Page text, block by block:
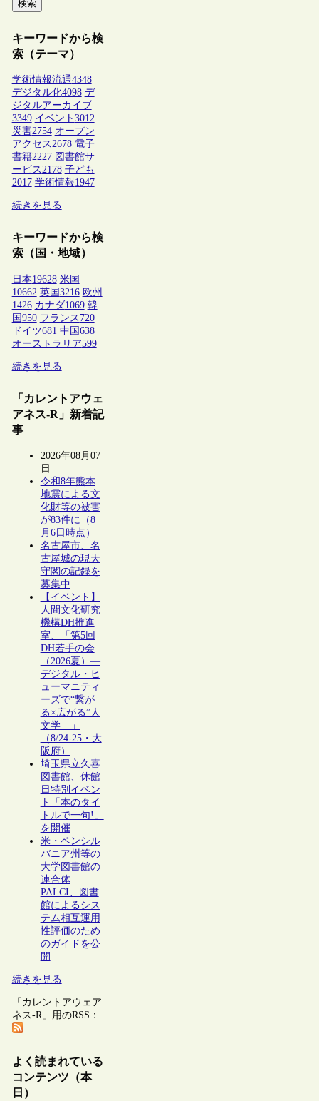
検索
キーワードから検
索（テーマ）
学術情報流通4348
デジタル化4098 デ
ジタルアーカイブ
3349 イベント 3012
災害2754 オープン
アクセス 2678 電子
書籍2227 図書館サ
ービス 2178 子ども
2017 学術情報1947
続きを見る
キーワードから検
索（国・地域）
日本19628 米国
10662 英国3216 欧州
1426 カナダ1069 韓
国950 フランス 720
ドイツ681 中国638
オーストラリア599
続きを見る
「カレントアウェ
アネス-R」新着記
事
2026年08月07
日
令和8年熊本
地震による文
化財等の被害
が83件に（8
月6日時点）
名古屋市、名
古屋城の現天
守閣の記録を
募集中
【イベント】
人間文化研究
機構DH推進
室、「第5回
DH若手の会
（2026夏）―
デジタル・ヒ
ューマニティ
ーズで“繋が
る×広がる”人
文学―」
（8/24-25・大
阪府）
埼玉県立久喜
図書館、休館
日特別イベン
ト「本のタイ
トルで一句!」
を開催
米・ペンシル
バニア州等の
大学図書館の
連合体
PALCI、図書
館によるシス
テム相互運用
性評価のため
のガイドを公
開
続きを見る
「カレントアウェア
ネス-R」用のRSS：
よく読まれている
コンテンツ（本
日）